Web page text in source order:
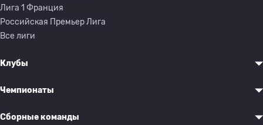
Лига 1 Франция
Российская Премьер Лига
Все лиги
Клубы
Чемпионаты
Сборные команды